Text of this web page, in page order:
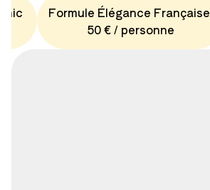
Formule Élégance Française
50 € / personne